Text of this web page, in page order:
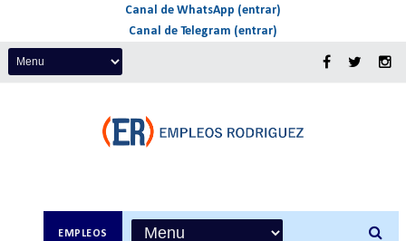
Canal de WhatsApp (entrar)
Canal de Telegram (entrar)
EMPLEOS